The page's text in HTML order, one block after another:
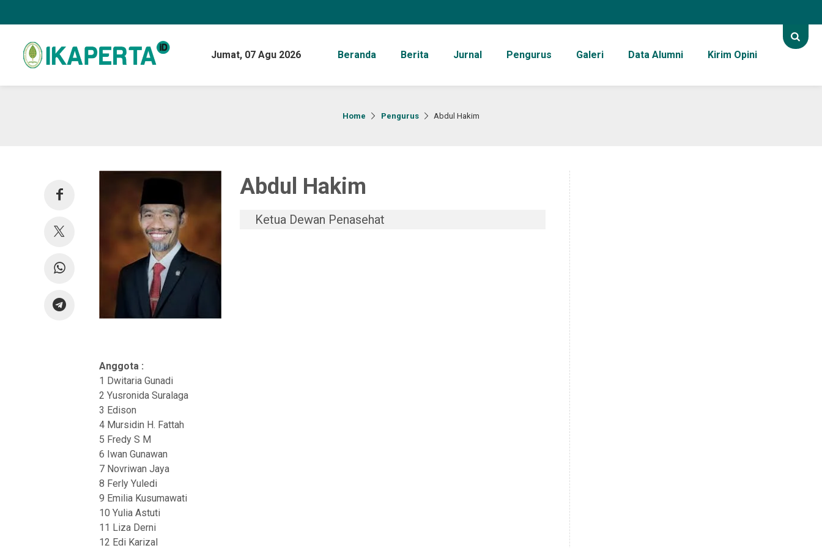
Jumat, 07 Agu 2026 Beranda Berita Jurnal Pengurus Galeri Data Alumni Kirim Opini
Home Pengurus Abdul Hakim
Abdul Hakim
Ketua Dewan Penasehat
Anggota :
1 Dwitaria Gunadi
2 Yusronida Suralaga
3 Edison
4 Mursidin H. Fattah
5 Fredy S M
6 Iwan Gunawan
7 Novriwan Jaya
8 Ferly Yuledi
9 Emilia Kusumawati
10 Yulia Astuti
11 Liza Derni
12 Edi Karizal